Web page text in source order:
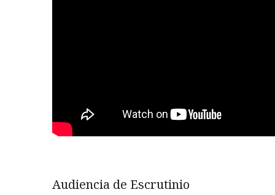
Audiencia de Escrutinio